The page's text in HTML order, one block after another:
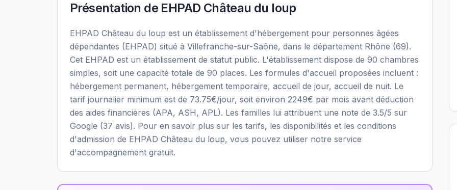
Présentation de EHPAD Château du loup
EHPAD Château du loup est un établissement d'hébergement pour personnes âgées
dépendantes (EHPAD) situé à Villefranche-sur-Saône, dans le département Rhône (69).
Cet EHPAD est un établissement de statut public. L'établissement dispose de 90 chambres
simples, soit une capacité totale de 90 places. Les formules d'accueil proposées incluent :
hébergement permanent, hébergement temporaire, accueil de jour, accueil de nuit. Le
tarif journalier minimum est de 73.75€/jour, soit environ 2249€ par mois avant déduction
des aides financières (APA, ASH, APL). Les familles lui attribuent une note de 3.5/5 sur
Google (37 avis). Pour en savoir plus sur les tarifs, les disponibilités et les conditions
d'admission de EHPAD Château du loup, vous pouvez utiliser notre service
d'accompagnement gratuit.